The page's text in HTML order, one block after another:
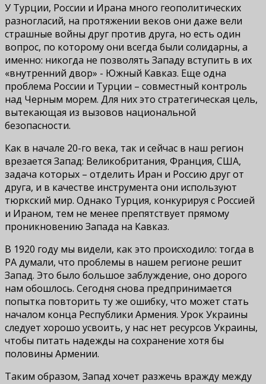
У Турции, России и Ирана много геополитических
разногласий, на протяжении веков они даже вели
страшные войны друг против друга, но есть один
вопрос, по которому они всегда были солидарны, а
именно: никогда не позволять Западу вступить в их
«внутренний двор» - Южный Кавказ. Еще одна
проблема России и Турции – совместный контроль
над Черным морем. Для них это стратегическая цель,
вытекающая из вызовов национальной
безопасности.
Как в начале 20-го века, так и сейчас в наш регион
врезается Запад: Великобритания, Франция, США,
задача которых – отделить Иран и Россию друг от
друга, и в качестве инструмента они используют
тюркский мир. Однако Турция, конкурируя с Россией
и Ираном, тем не менее препятствует прямому
проникновению Запада на Кавказ.
В 1920 году мы видели, как это происходило: тогда в
РА думали, что проблемы в нашем регионе решит
Запад. Это было большое заблуждение, оно дорого
нам обошлось. Сегодня снова предпринимается
попытка повторить ту же ошибку, что может стать
началом конца Республики Армения. Урок Украины
следует хорошо усвоить, у нас нет ресурсов Украины,
чтобы питать надежды на сохранение хотя бы
половины Армении.
Таким образом, Запад хочет разжечь вражду между